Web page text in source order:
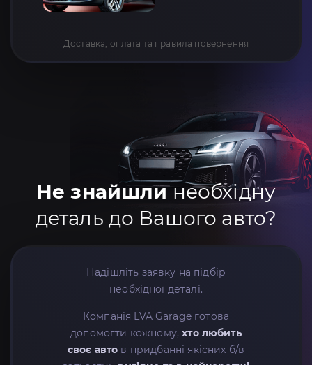
Доставка, оплата та правила повернення
Не знайшлинеобхідну
деталь до Вашого авто?
Надішліть заявку на підбір
необхідної деталі.
Компанія LVA Garage готова
допомогти кожному,хто любить
своє авто в придбанні якісних б/в